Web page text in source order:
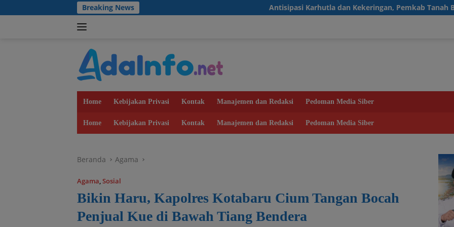
ke
Breaking News Antisipasi Karhutla dan Kekeringan, Pemkab Tanah Bumbu Aktifkan
Home Kebijakan Privasi Kontak Manajemen dan Redaksi Pedoman Media Siber
Home Kebijakan Privasi Kontak Manajemen dan Redaksi Pedoman Media Siber
Beranda Agama
Agama,Sosial
Bikin Haru, Kapolres Kotabaru Cium Tangan Bocah
Penjual Kue di Bawah Tiang Bendera